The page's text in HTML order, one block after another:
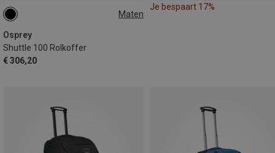
Maten
Osprey
Shuttle 100 Rolkoffer
€ 306,20
100L
Je bespaart 17%